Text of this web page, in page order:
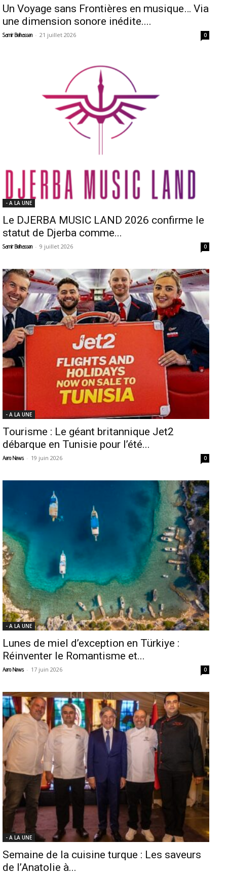
Un Voyage sans Frontières en musique… Via
une dimension sonore inédite....
Samir Belhassen - 21 juillet 2026 0
- A LA UNE
Le DJERBA MUSIC LAND 2026 confirme le
statut de Djerba comme...
Samir Belhassen - 9 juillet 2026 0
- A LA UNE
Tourisme : Le géant britannique Jet2
débarque en Tunisie pour l’été...
Aero News - 19 juin 2026 0
- A LA UNE
Lunes de miel d’exception en Türkiye :
Réinventer le Romantisme et...
Aero News - 17 juin 2026 0
- A LA UNE
Semaine de la cuisine turque : Les saveurs
de l’Anatolie à...